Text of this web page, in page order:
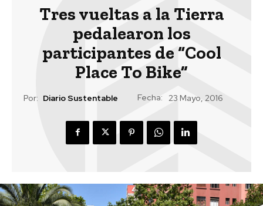
Tres vueltas a la Tierra
pedalearon los
participantes de “Cool
Place To Bike”
Por: Diario Sustentable Fecha: 23 Mayo, 2016